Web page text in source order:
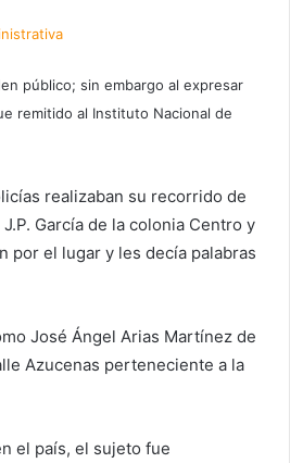
público; sin embargo al expresar
remitido al Instituto Nacional de
realizaban su recorrido de
García de la colonia Centro y
por el lugar y les decía palabras
José Ángel Arias Martínez de
Azucenas perteneciente a la
el país, el sujeto fue